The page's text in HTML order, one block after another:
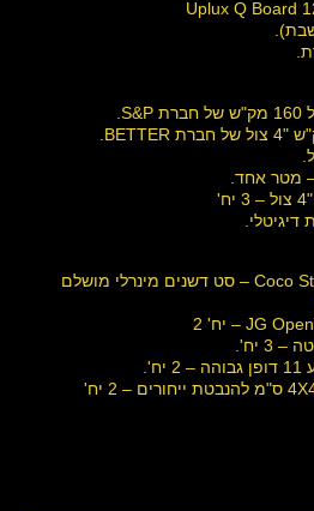
ג'וני גרין Coco Starter Pack – סט דשנים מינרלי מושלם